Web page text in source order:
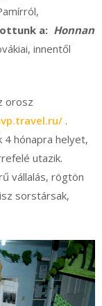
a: Honnan
innentől
orosz
.
4 hónapra helyet,
utazik.
vállalás, rögtön
sorstársak,